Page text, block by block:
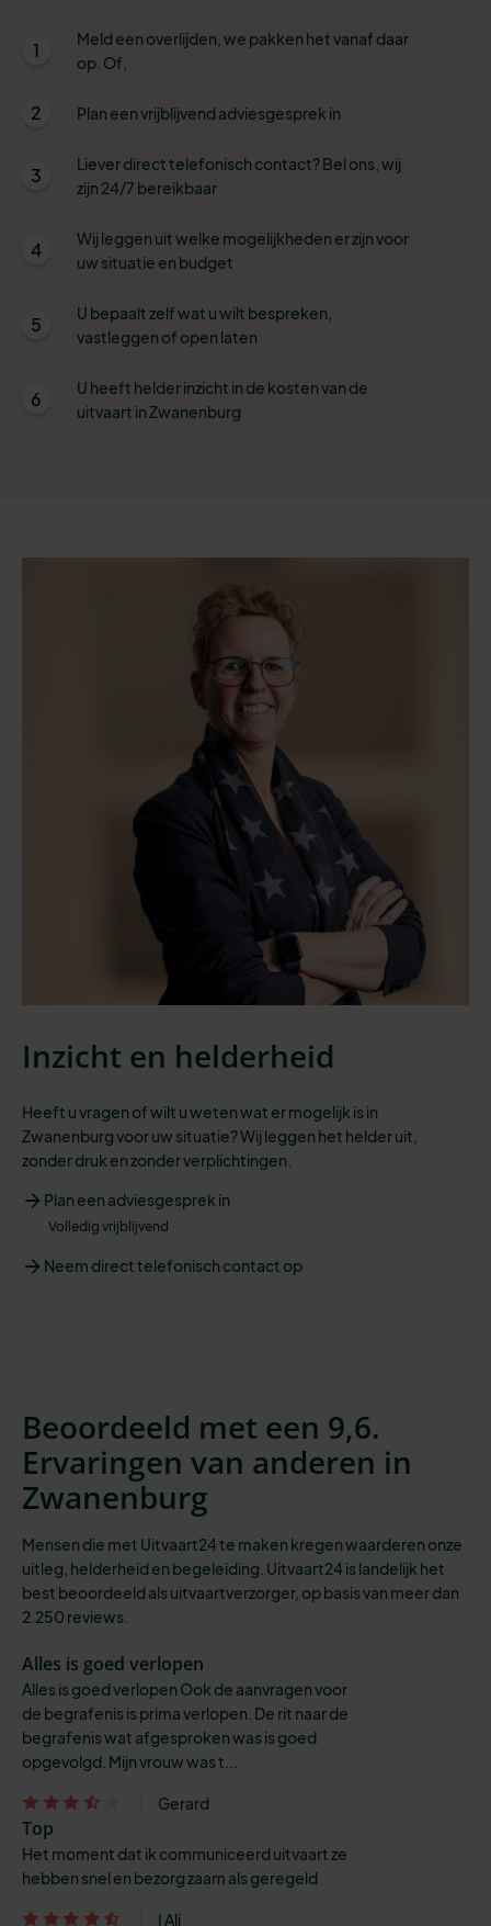
1
Meld een overlijden, we pakken het vanaf daar
op. Of,
2 Plan een vrijblijvend adviesgesprek in
3
Liever direct telefonisch contact? Bel ons, wij
zijn 24/7 bereikbaar
4
Wij leggen uit welke mogelijkheden er zijn voor
uw situatie en budget
5
U bepaalt zelf wat u wilt bespreken,
vastleggen of open laten
6
U heeft helder inzicht in de kosten van de
uitvaart in Zwanenburg
Inzicht en helderheid
Heeft u vragen of wilt u weten wat er mogelijk is in
Zwanenburg voor uw situatie? Wij leggen het helder uit,
zonder druk en zonder verplichtingen.
Plan een adviesgesprek in
Volledig vrijblijvend
Neem direct telefonisch contact op
Beoordeeld met een 9,6.
Ervaringen van anderen in
Zwanenburg
Mensen die met Uitvaart24 te maken kregen waarderen onze
uitleg, helderheid en begeleiding. Uitvaart24 is landelijk het
best beoordeeld als uitvaartverzorger, op basis van meer dan
2.250 reviews.
Alles is goed verlopen
Alles is goed verlopen Ook de aanvragen voor
de begrafenis is prima verlopen. De rit naar de
begrafenis wat afgesproken was is goed
opgevolgd. Mijn vrouw was t...
Gerard
Top
Het moment dat ik communiceerd uitvaart ze
hebben snel en bezorg zaam als geregeld
I Ali